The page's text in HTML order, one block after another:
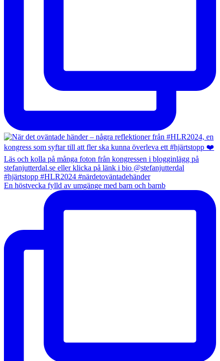
En höstvecka fylld av umgänge med barn och barnb